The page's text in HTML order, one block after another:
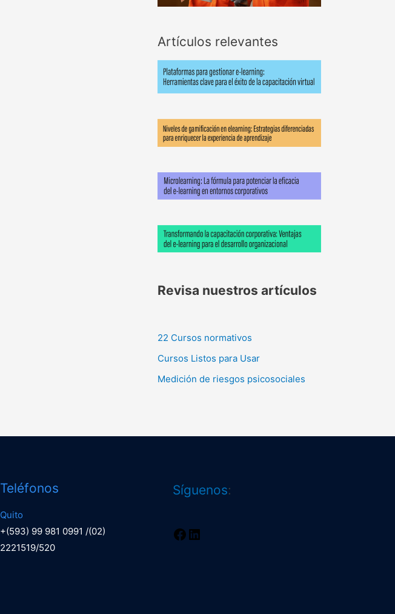
Artículos relevantes
Revisa nuestros artículos
22 Cursos normativos
Cursos Listos para Usar
Medición de riesgos psicosociales
Teléfonos
Quito
+(593) 99 981 0991 /(02)
2221519/520
Síguenos:
Facebook
LinkedIn